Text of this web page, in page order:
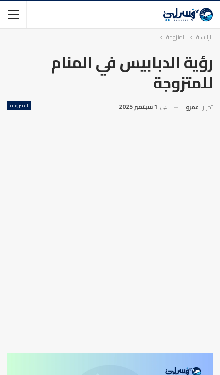
الرئيسية المتزوجة
رؤية الدبابيس في المنام
للمتزوجة
المتزوجة تحرير: عمرو في 1 سبتمبر 2025